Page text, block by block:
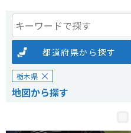
都道府県から探す
栃木県
地図から探す